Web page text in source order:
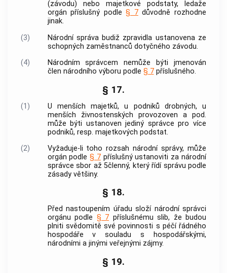
(závodu) nebo majetkové podstaty, ledaže
orgán příslušný podle§ 7důvodně rozhodne
jinak.
(3)
Národní správa budiž zpravidla ustanovena ze
schopných zaměstnanců dotyčného závodu.
(4)
Národním správcem nemůže býti jmenován
člen národního výboru podle § 7příslušného.
§ 17.
(1)
U menších majetků, u podniků drobných, u
menších živnostenských provozoven a pod.
může býti ustanoven jediný správce pro více
podniků, resp. majetkových podstat.
(2)
Vyžaduje-li toho rozsah národní správy, může
orgán podle§ 7příslušný ustanoviti za národní
správce sbor až 5členný, který řídí správu podle
zásady většiny.
§ 18.
Před nastoupením úřadu složí národní správci
orgánu podle § 7 příslušnému slib, že budou
plniti svědomitě své povinnosti s péčí řádného
hospodáře v souladu s hospodářskými,
národními a jinými veřejnými zájmy.
§ 19.